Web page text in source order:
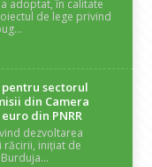
adoptat, în calitate
de lege privind
sectorul
din Camera
din PNRR
dezvoltarea
răcirii, inițiat de